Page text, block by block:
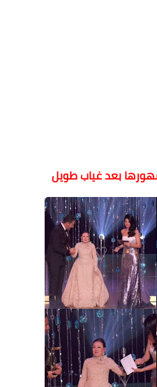
بعد غياب طويل